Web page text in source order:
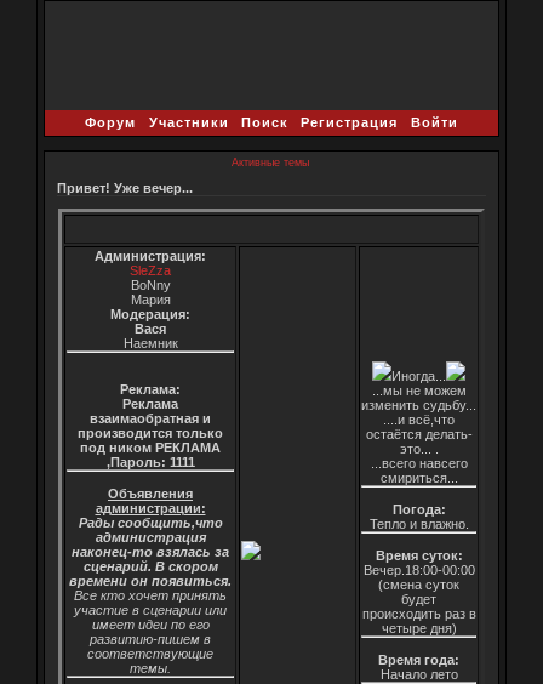
Форум Участники Поиск Регистрация Войти
Активные темы
Привет! Уже вечер...
Администрация:
SleZza
BoNny
Мария
Модерация:
Вася
Наемник
Реклама:
Реклама
взаимаобратная и
производится только
под ником РЕКЛАМА
,Пароль: 1111
Объявления
администрации:
Рады сообщить,что
администрация
наконец-то взялась за
сценарий. В скором
времени он появиться.
Все кто хочет принять
участие в сценарии или
имеет идеи по его
развитию-пишем в
соответствующие
темы.
Иногда...
...мы не можем
изменить судьбу...
....и всё,что
остаётся делать-
это... .
...всего навсего
смириться...
Погода:
Тепло и влажно.
Время суток:
Вечер.18:00-00:00
(смена суток
будет
происходить раз в
четыре дня)
Время года:
Начало лето